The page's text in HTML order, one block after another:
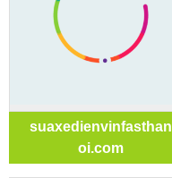
suaxedienvinfasthan
oi.com